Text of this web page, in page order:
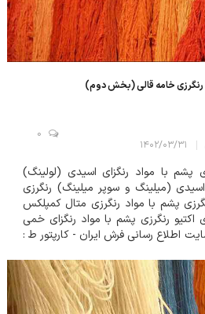
رنگرزی خامه قالی (بخش دوم)
۱۴۰۲/۰۳/۳۱
0
پشم با مواد رنگزای اسیدی (لولینگ)
(میلینگ و سوپر میلینگ) رنگرزی
پشم با مواد رنگرزی متال کمپلکس
اکتیو رنگرزی پشم با مواد رنگزای خمی
اطلاع رسانی فرش ایران - کارپتور ط :